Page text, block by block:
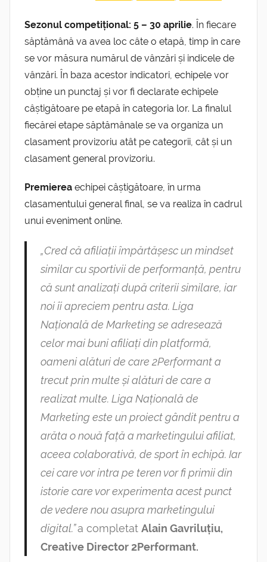
Sezonul competițional: 5 – 30 aprilie. În fiecare
săptămână va avea loc câte o etapă, timp în care
se vor măsura numărul de vânzări și indicele de
vânzări. În baza acestor indicatori, echipele vor
obține un punctaj și vor fi declarate echipele
câștigătoare pe etapă în categoria lor. La finalul
fiecărei etape săptămânale se va organiza un
clasament provizoriu atât pe categorii, cât și un
clasament general provizoriu.
Premierea echipei câștigătoare, în urma
clasamentului general final, se va realiza în cadrul
unui eveniment online.
„Cred că afiliații împărtășesc un mindset
similar cu sportivii de performanță, pentru
că sunt analizați după criterii similare, iar
noi îi apreciem pentru asta. Liga
Națională de Marketing se adresează
celor mai buni afiliați din platformă,
oameni alături de care 2Performant a
trecut prin multe și alături de care a
realizat multe. Liga Națională de
Marketing este un proiect gândit pentru a
arăta o nouă față a marketingului afiliat,
aceea colaborativă, de sport în echipă. Iar
cei care vor intra pe teren vor fi primii din
istorie care vor experimenta acest punct
de vedere nou asupra marketingului
digital.”a completat Alain Gavriluțiu,
Creative Director 2Performant.